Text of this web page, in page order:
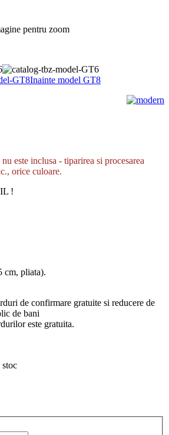
pentru zoom
Inainte model GT8
este inclusa - tiparirea si procesarea
orice culoare.
!
cm, pliata).
de confirmare gratuite si reducere de
de bani
este gratuita.
stoc